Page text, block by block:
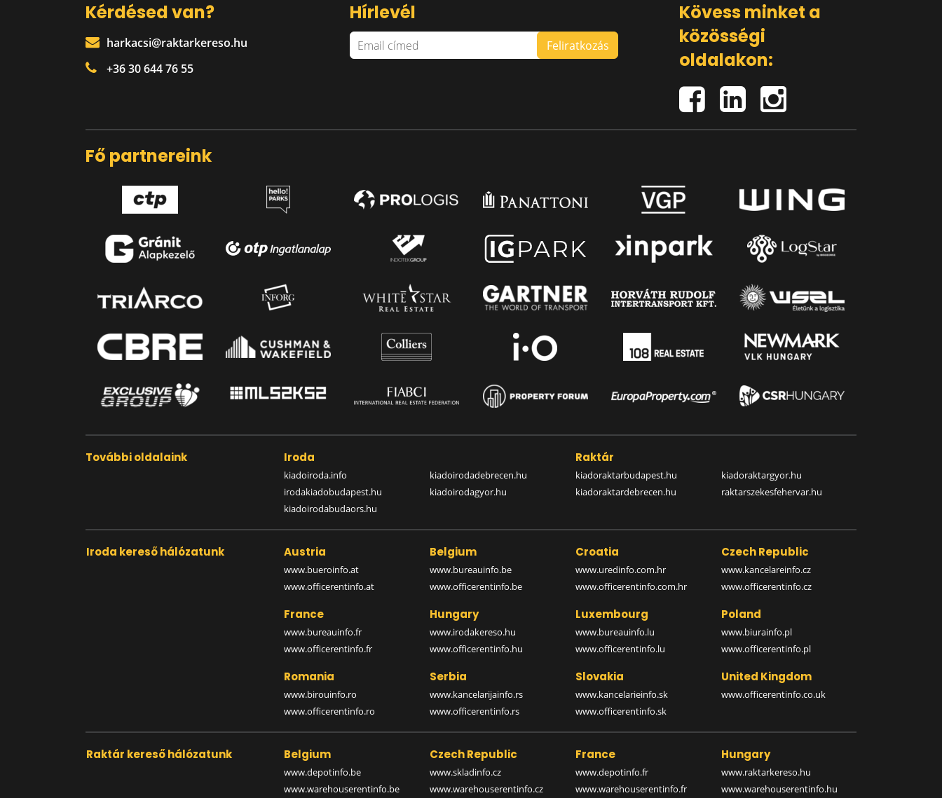
Kérdésed van?
harkacsi@raktarkereso.hu
+36 30 644 76 55
Hírlevél
Kövess minket a
közösségi
oldalakon:
Fő partnereink
További oldalaink Iroda
kiadoiroda.info
irodakiadobudapest.hu
kiadoirodabudaors.hu
kiadoirodadebrecen.hu
kiadoirodagyor.hu
Raktár
kiadoraktarbudapest.hu
kiadoraktardebrecen.hu
kiadoraktargyor.hu
raktarszekesfehervar.hu
Iroda kereső hálózatunk Austria
www.bueroinfo.at
www.officerentinfo.at
Belgium
www.bureauinfo.be
www.officerentinfo.be
Croatia
www.uredinfo.com.hr
www.officerentinfo.com.hr
Czech Republic
www.kancelareinfo.cz
www.officerentinfo.cz
France
www.bureauinfo.fr
www.officerentinfo.fr
Hungary
www.irodakereso.hu
www.officerentinfo.hu
Luxembourg
www.bureauinfo.lu
www.officerentinfo.lu
Poland
www.biurainfo.pl
www.officerentinfo.pl
Romania
www.birouinfo.ro
www.officerentinfo.ro
Serbia
www.kancelarijainfo.rs
www.officerentinfo.rs
Slovakia
www.kancelarieinfo.sk
www.officerentinfo.sk
United Kingdom
www.officerentinfo.co.uk
Raktár kereső hálózatunk Belgium
www.depotinfo.be
www.warehouserentinfo.be
Czech Republic
www.skladinfo.cz
www.warehouserentinfo.cz
France
www.depotinfo.fr
www.warehouserentinfo.fr
Hungary
www.raktarkereso.hu
www.warehouserentinfo.hu